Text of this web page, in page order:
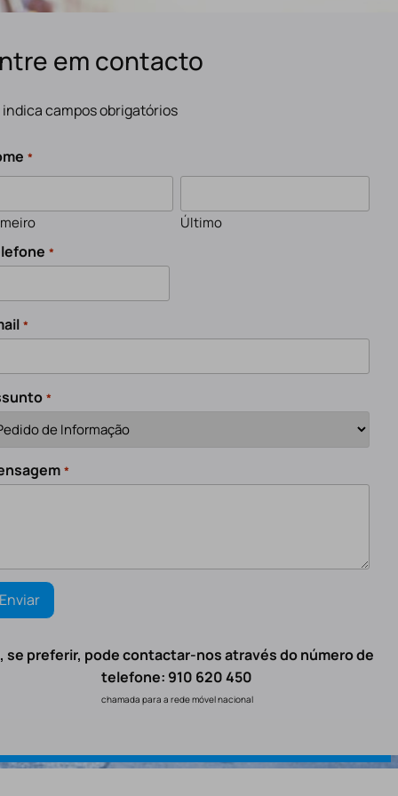
em contacto
indica campos obrigatórios
*
Último
*
*
*
*
se preferir, pode contactar-nos através do número de
telefone: 910 620 450
chamada para a rede móvel nacional